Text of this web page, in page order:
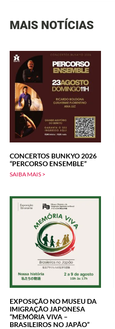
MAIS NOTÍCIAS
CONCERTOS BUNKYO 2026
“PERCORSO ENSEMBLE”
SAIBA MAIS >
EXPOSIÇÃO NO MUSEU DA
IMIGRAÇÃO JAPONESA
“MEMÓRIA VIVA –
BRASILEIROS NO JAPÃO”